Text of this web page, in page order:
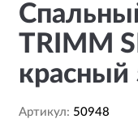
TRIMM
красный
Артикул: 50948